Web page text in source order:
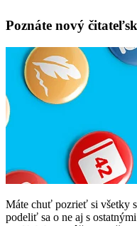
Poznáte nový
Máte chuť pozrieť si všetky
podeliť sa o ne aj s